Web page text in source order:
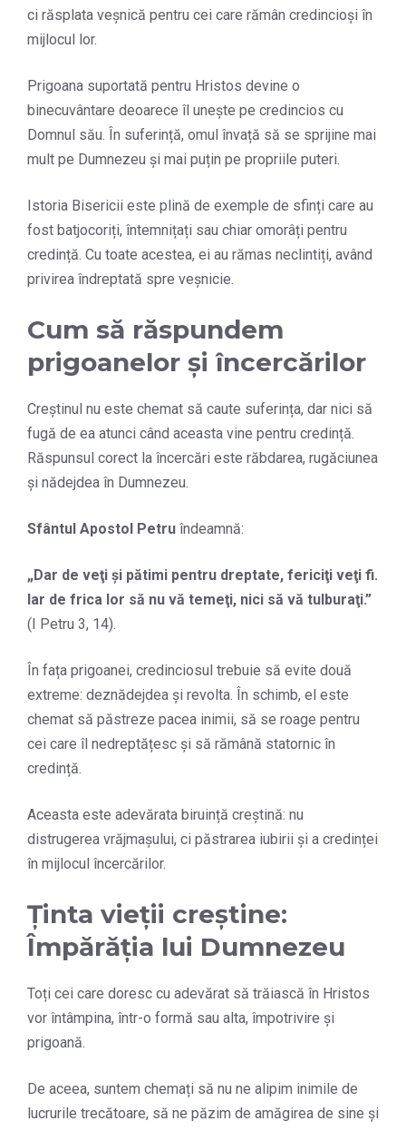
ci răsplata veșnică pentru cei care rămân credincioși în
mijlocul lor.
Prigoana suportată pentru Hristos devine o
binecuvântare deoarece îl unește pe credincios cu
Domnul său. În suferință, omul învață să se sprijine mai
mult pe Dumnezeu și mai puțin pe propriile puteri.
Istoria Bisericii este plină de exemple de sfinți care au
fost batjocoriți, întemnițați sau chiar omorâți pentru
credință. Cu toate acestea, ei au rămas neclintiți, având
privirea îndreptată spre veșnicie.
Cum să răspundem
prigoanelor și încercărilor
Creștinul nu este chemat să caute suferința, dar nici să
fugă de ea atunci când aceasta vine pentru credință.
Răspunsul corect la încercări este răbdarea, rugăciunea
și nădejdea în Dumnezeu.
Sfântul Apostol Petru îndeamnă:
„Dar de veţi şi pătimi pentru dreptate, fericiţi veţi fi.
Iar de frica lor să nu vă temeţi, nici să vă tulburaţi.”
(I Petru 3, 14).
În fața prigoanei, credinciosul trebuie să evite două
extreme: deznădejdea și revolta. În schimb, el este
chemat să păstreze pacea inimii, să se roage pentru
cei care îl nedreptățesc și să rămână statornic în
credință.
Aceasta este adevărata biruință creștină: nu
distrugerea vrăjmașului, ci păstrarea iubirii și a credinței
în mijlocul încercărilor.
Ținta vieții creștine:
Împărăția lui Dumnezeu
Toți cei care doresc cu adevărat să trăiască în Hristos
vor întâmpina, într-o formă sau alta, împotrivire și
prigoană.
De aceea, suntem chemați să nu ne alipim inimile de
lucrurile trecătoare, să ne păzim de amăgirea de sine și